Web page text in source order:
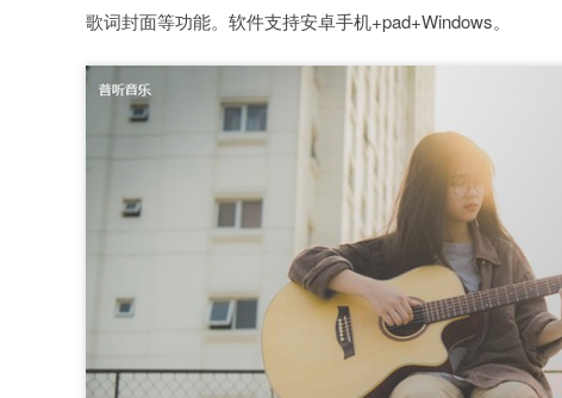
歌词封面等功能。软件支持安卓手机+pad+Windows。